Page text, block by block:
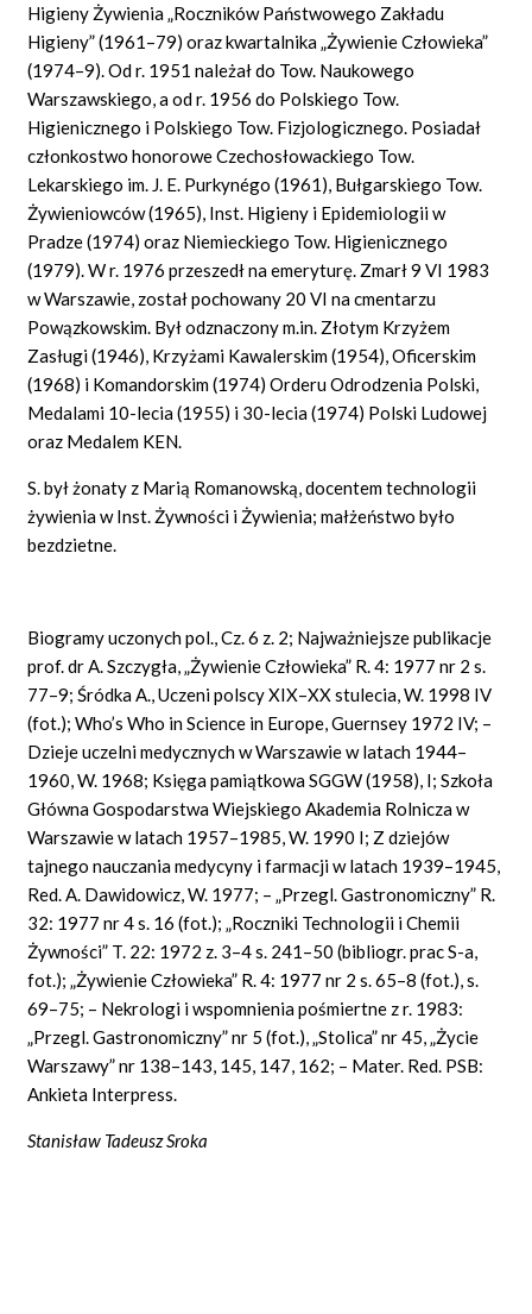
Higieny Żywienia „Roczników Państwowego Zakładu
Higieny” (1961–79) oraz kwartalnika „Żywienie Człowieka”
(1974–9). Od r. 1951 należał do Tow. Naukowego
Warszawskiego, a od r. 1956 do Polskiego Tow.
Higienicznego i Polskiego Tow. Fizjologicznego. Posiadał
członkostwo honorowe Czechosłowackiego Tow.
Lekarskiego im. J. E. Purkynégo (1961), Bułgarskiego Tow.
Żywieniowców (1965), Inst. Higieny i Epidemiologii w
Pradze (1974) oraz Niemieckiego Tow. Higienicznego
(1979). W r. 1976 przeszedł na emeryturę. Zmarł 9 VI 1983
w Warszawie, został pochowany 20 VI na cmentarzu
Powązkowskim. Był odznaczony m.in. Złotym Krzyżem
Zasługi (1946), Krzyżami Kawalerskim (1954), Oficerskim
(1968) i Komandorskim (1974) Orderu Odrodzenia Polski,
Medalami 10-lecia (1955) i 30-lecia (1974) Polski Ludowej
oraz Medalem KEN.
S. był żonaty z Marią Romanowską, docentem technologii
żywienia w Inst. Żywności i Żywienia; małżeństwo było
bezdzietne.
Biogramy uczonych pol., Cz. 6 z. 2; Najważniejsze publikacje
prof. dr A. Szczygła, „Żywienie Człowieka” R. 4: 1977 nr 2 s.
77–9; Śródka A., Uczeni polscy XIX–XX stulecia, W. 1998 IV
(fot.); Who’s Who in Science in Europe, Guernsey 1972 IV; –
Dzieje uczelni medycznych w Warszawie w latach 1944–
1960, W. 1968; Księga pamiątkowa SGGW (1958), I; Szkoła
Główna Gospodarstwa Wiejskiego Akademia Rolnicza w
Warszawie w latach 1957–1985, W. 1990 I; Z dziejów
tajnego nauczania medycyny i farmacji w latach 1939–1945,
Red. A. Dawidowicz, W. 1977; – „Przegl. Gastronomiczny” R.
32: 1977 nr 4 s. 16 (fot.); „Roczniki Technologii i Chemii
Żywności” T. 22: 1972 z. 3–4 s. 241–50 (bibliogr. prac S-a,
fot.); „Żywienie Człowieka” R. 4: 1977 nr 2 s. 65–8 (fot.), s.
69–75; – Nekrologi i wspomnienia pośmiertne z r. 1983:
„Przegl. Gastronomiczny” nr 5 (fot.), „Stolica” nr 45, „Życie
Warszawy” nr 138–143, 145, 147, 162; – Mater. Red. PSB:
Ankieta Interpress.
Stanisław Tadeusz Sroka